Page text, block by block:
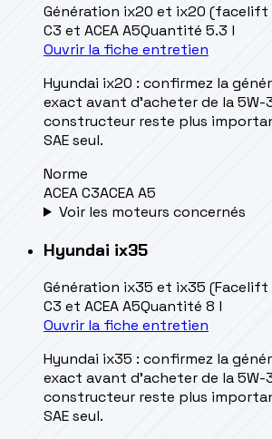
Génération ix20 et ix20 (facelift
C3 et ACEA A5Quantité 5.3 l
Ouvrir la fiche entretien
Hyundai ix20 : confirmez la
exact avant d’acheter de la 5W-
constructeur reste plus
SAE seul.
Norme
ACEA C3ACEA A5
Voir les moteurs concernés
Hyundai ix35
Génération ix35 et ix35 (Facelift
C3 et ACEA A5Quantité 8 l
Ouvrir la fiche entretien
Hyundai ix35 : confirmez la
exact avant d’acheter de la 5W-
constructeur reste plus
SAE seul.